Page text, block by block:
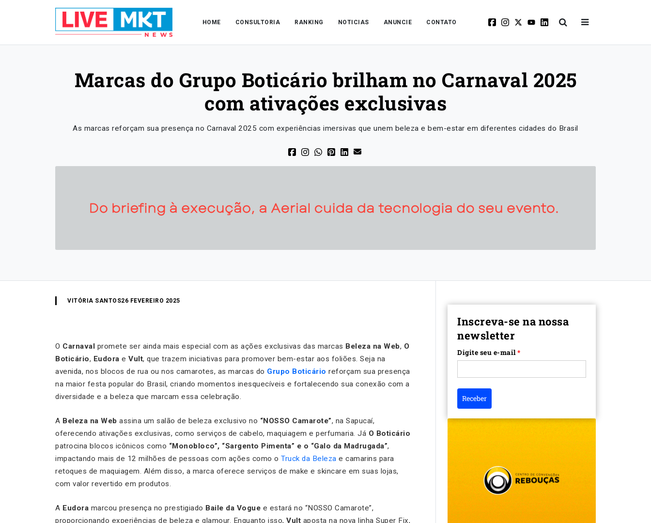
HOME CONSULTORIA RANKING NOTICIAS ANUNCIE CONTATO
Marcas do Grupo Boticário brilham no Carnaval 2025
com ativações exclusivas
As marcas reforçam sua presença no Carnaval 2025 com experiências imersivas que unem beleza e bem-estar em diferentes cidades do Brasil
VITÓRIA SANTOS26 FEVEREIRO 2025
O Carnaval promete ser ainda mais especial com as ações exclusivas das marcas Beleza na Web, O
Boticário, Eudora e Vult, que trazem iniciativas para promover bem-estar aos foliões. Seja na
avenida, nos blocos de rua ou nos camarotes, as marcas do Grupo Boticário reforçam sua presença
na maior festa popular do Brasil, criando momentos inesquecíveis e fortalecendo sua conexão com a
diversidade e a beleza que marcam essa celebração.
A Beleza na Web assina um salão de beleza exclusivo no “NOSSO Camarote”, na Sapucaí,
oferecendo ativações exclusivas, como serviços de cabelo, maquiagem e perfumaria. Já O Boticário
patrocina blocos icônicos como “Monobloco”, “Sargento Pimenta” e o “Galo da Madrugada”,
impactando mais de 12 milhões de pessoas com ações como o Truck da Beleza e camarins para
retoques de maquiagem. Além disso, a marca oferece serviços de make e skincare em suas lojas,
com valor revertido em produtos.
A Eudora marcou presença no prestigiado Baile da Vogue e estará no “NOSSO Camarote”,
proporcionando experiências de beleza e glamour. Enquanto isso, Vult aposta na nova linha Super Fix,
Inscreva-se na nossa
newsletter
Digite seu e-mail*
Receber